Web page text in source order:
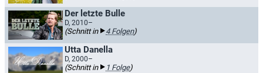
Der letzte Bulle
D, 2010–
(Schnitt in 4 Folgen)
Utta Danella
D, 2000–
(Schnitt in 1 Folge)